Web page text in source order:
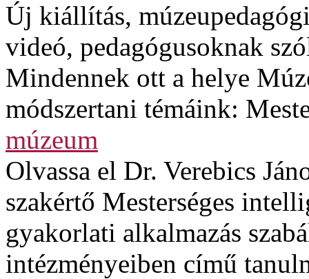
Új kiállítás,
videó, pedagógusoknak
Mindennek ott a helye
módszertani témáink:
múzeum
Olvassa el Dr. Verebics
szakértő Mesterséges
gyakorlati alkalmazás
intézményeiben című